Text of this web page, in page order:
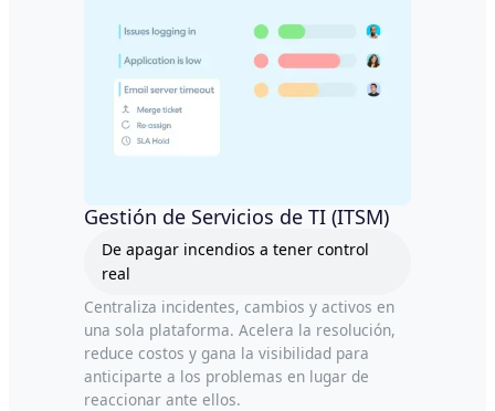
Gestión de Servicios de TI (ITSM)
De apagar incendios a tener control
real
Centraliza incidentes, cambios y activos en
una sola plataforma. Acelera la resolución,
reduce costos y gana la visibilidad para
anticiparte a los problemas en lugar de
reaccionar ante ellos.